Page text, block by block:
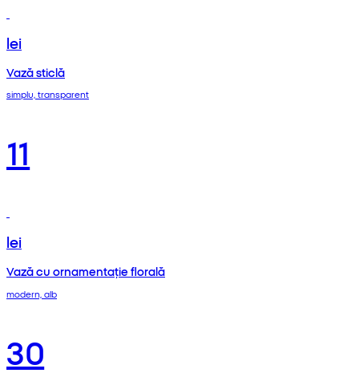
lei
Vază sticlă
simplu, transparent
11
lei
Vază cu ornamentație florală
modern, alb
30